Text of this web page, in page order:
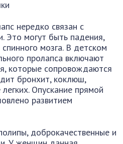
нередко связан с
Это могут быть падения,
мозга. В детском
пролапса включают
которые сопровождаются
бронхит, коклюш,
Опускание прямой
развитием
доброкачественные и